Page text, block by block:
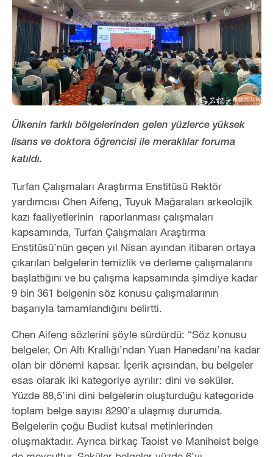
Ülkenin farklı bölgelerinden gelen yüzlerce yüksek
lisans ve doktora öğrencisi ile meraklılar foruma
katıldı.
Turfan Çalışmaları Araştırma Enstitüsü Rektör
yardımcısı Chen Aifeng, Tuyuk Mağaraları arkeolojik
kazı faaliyetlerinin raporlanması çalışmaları
kapsamında, Turfan Çalışmaları Araştırma
Enstitüsü’nün geçen yıl Nisan ayından itibaren ortaya
çıkarılan belgelerin temizlik ve derleme çalışmalarını
başlattığını ve bu çalışma kapsamında şimdiye kadar
9 bin 361 belgenin söz konusu çalışmalarının
başarıyla tamamlandığını belirtti.
Chen Aifeng sözlerini şöyle sürdürdü: “Söz konusu
belgeler, On Altı Krallığı’ndan Yuan Hanedanı’na kadar
olan bir dönemi kapsar. İçerik açısından, bu belgeler
esas olarak iki kategoriye ayrılır: dini ve seküler.
Yüzde 88,5’ini dini belgelerin oluşturduğu kategoride
toplam belge sayısı 8290’a ulaşmış durumda.
Belgelerin çoğu Budist kutsal metinlerinden
oluşmaktadır. Ayrıca birkaç Taoist ve Maniheist belge